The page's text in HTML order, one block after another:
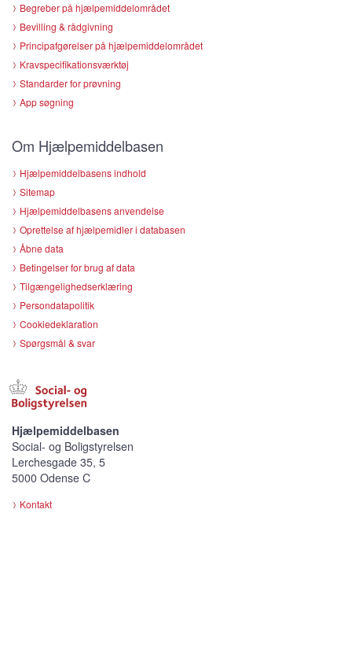
Begreber på hjælpemiddelområdet
Bevilling & rådgivning
Principafgørelser på hjælpemiddelområdet
Kravspecifikationsværktøj
Standarder for prøvning
App søgning
Om Hjælpemiddelbasen
Hjælpemiddelbasens indhold
Sitemap
Hjælpemiddelbasens anvendelse
Oprettelse af hjælpemidler i databasen
Åbne data
Betingelser for brug af data
Tilgængelighedserklæring
Persondatapolitik
Cookiedeklaration
Spørgsmål & svar
Hjælpemiddelbasen
Social- og Boligstyrelsen
Lerchesgade 35, 5
5000 Odense C
Kontakt